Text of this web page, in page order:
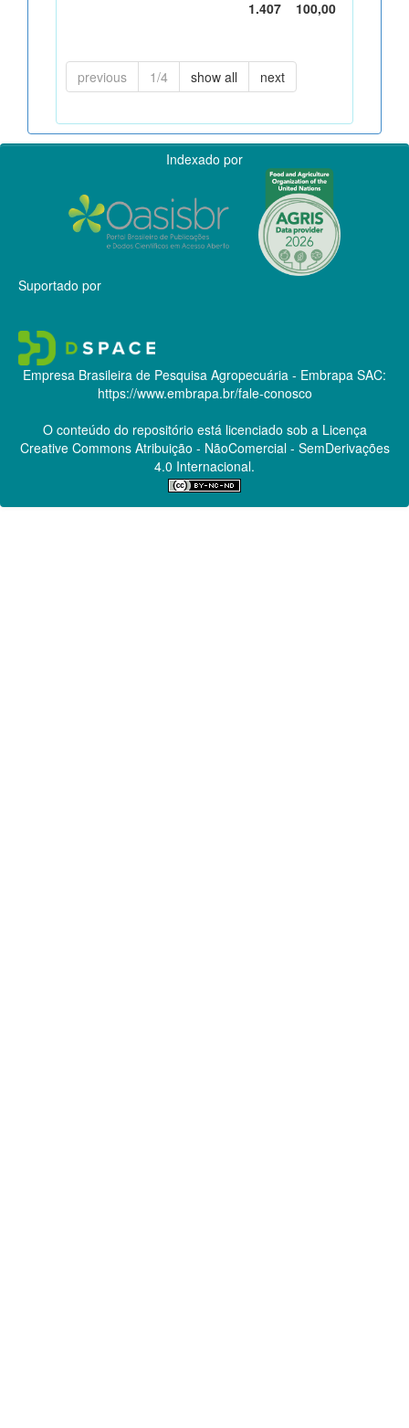
1.407
100,00
previous 1/4 show all next
Indexado por
Suportado por
Empresa Brasileira de Pesquisa Agropecuária - Embrapa SAC:
https://www.embrapa.br/fale-conosco
O conteúdo do repositório está licenciado sob a Licença
Creative CommonsAtribuição - NãoComercial - SemDerivações
4.0 Internacional.